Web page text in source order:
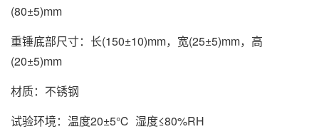
(80±5)mm
重锤底部尺寸：长(150±10)mm，宽(25±5)mm，高
(20±5)mm
材质：不锈钢
试验环境：温度20±5℃ 湿度≤80%RH